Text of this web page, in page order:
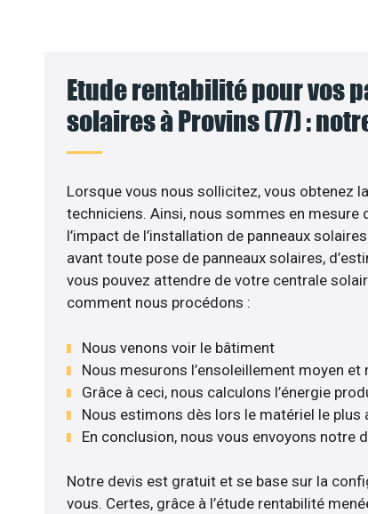
Etude rentabilité pour vos
solaires à Provins (77) :
Lorsque vous nous sollicitez, vous obtenez
techniciens. Ainsi, nous sommes en mesure
l’impact de l’installation de panneaux
avant toute pose de panneaux solaires,
vous pouvez attendre de votre centrale
comment nous procédons :
Nous venons voir le bâtiment
Nous mesurons l’ensoleillement moyen et
Grâce à ceci, nous calculons l’énergie
Nous estimons dès lors le matériel le plus
En conclusion, nous vous envoyons notre
Notre devis est gratuit et se base sur la
vous. Certes, grâce à l’étude rentabilité